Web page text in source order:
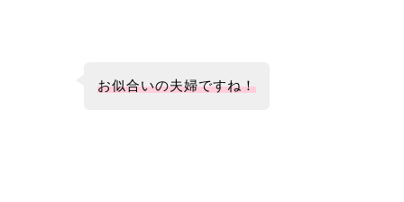
お似合いの夫婦ですね！